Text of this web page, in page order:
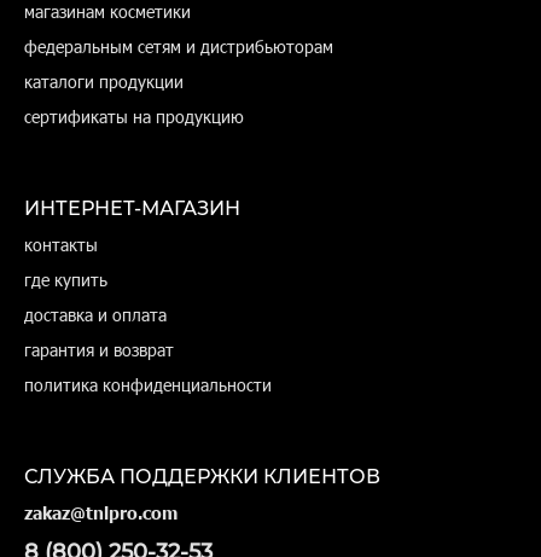
магазинам косметики
федеральным сетям и дистрибьюторам
каталоги продукции
сертификаты на продукцию
ИНТЕРНЕТ-МАГАЗИН
контакты
где купить
доставка и оплата
гарантия и возврат
политика конфиденциальности
СЛУЖБА ПОДДЕРЖКИ КЛИЕНТОВ
zakaz@tnlpro.com